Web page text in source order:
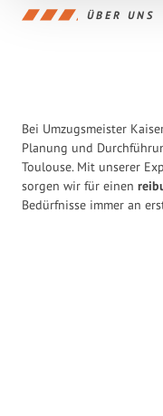
ÜBER UNS
Bei Umzugsmeister
Planung und
Toulouse. Mit unserer
sorgen wir für einen
Bedürfnisse immer an